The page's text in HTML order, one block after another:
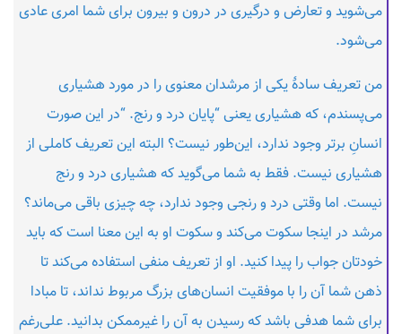
می‌شوید و تعارض و درگیری در درون و بیرون برای شما امری عادی
می‌شود.
من تعریف سادهٔ یکی از مرشدان معنوی را در مورد هشیاری
می‌پسندم، که هشیاری یعنی “پایان درد و رنج. “در این صورت
انسانِ برتر وجود ندارد، این‌طور نیست؟ البته این تعریف کاملی از
هشیاری نیست. فقط به شما می‌گوید که هشیاری درد و رنج
نیست. اما وقتی درد و رنجی وجود ندارد، چه چیزی باقی می‌ماند؟
مرشد در اینجا سکوت می‌کند و سکوت او به این معنا است که باید
خودتان جواب را پیدا کنید. او از تعریف منفی استفاده می‌کند تا
ذهن شما آن را با موفقیت انسان‌های بزرگ مربوط نداند، تا مبادا
برای شما هدفی باشد که رسیدن به آن را غیرممکن بدانید. علی‌رغم